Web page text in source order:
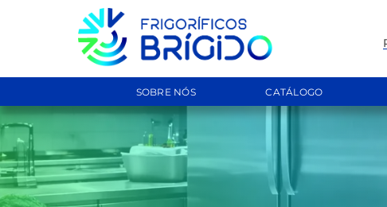
SOBRE NÓS CATÁLOGO